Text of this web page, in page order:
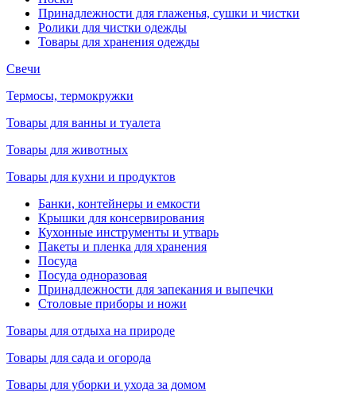
Принадлежности для глаженья, сушки и чистки
Ролики для чистки одежды
Товары для хранения одежды
Свечи
Термосы, термокружки
Товары для ванны и туалета
Товары для животных
Товары для кухни и продуктов
Банки, контейнеры и емкости
Крышки для консервирования
Кухонные инструменты и утварь
Пакеты и пленка для хранения
Посуда
Посуда одноразовая
Принадлежности для запекания и выпечки
Столовые приборы и ножи
Товары для отдыха на природе
Товары для сада и огорода
Товары для уборки и ухода за домом